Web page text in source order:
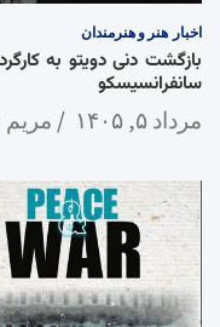
اخبار هنر و هنرمندان
سانفرانسیسکو
مرداد ۵, ۱۴۰۵